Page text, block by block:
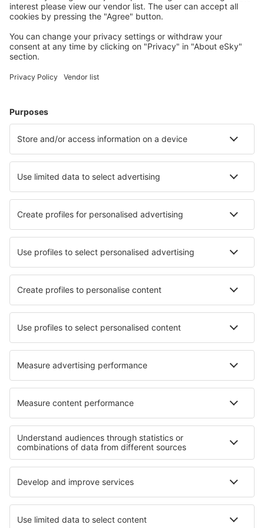
Planifică-ți călătoria
Bilete de avion
Zbor+Hotel
Află mai multe
Companii aeriene
Wizz Air
Ryanair
Lufthansa
Despre eSky
Cariere
Termeni şi condiţii
Rezervările mele
Politica de Confidențialitate
Politică cookie
Asistenţă şi contact